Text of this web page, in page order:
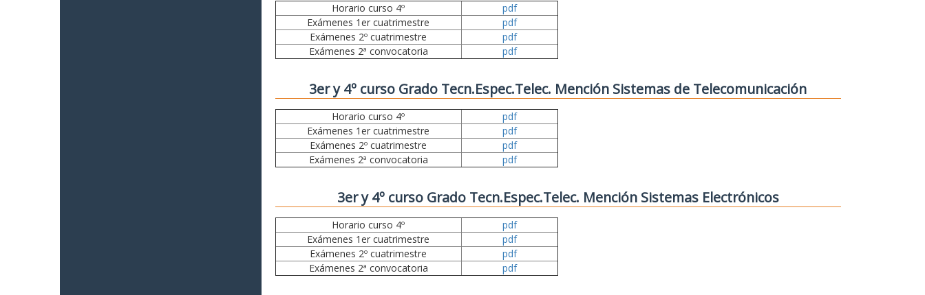
Horario curso 4º
pdf
Exámenes 1er cuatrimestre
pdf
Exámenes 2º cuatrimestre
pdf
Exámenes 2ª convocatoria
pdf
3er y 4º curso Grado Tecn.Espec.Telec. Mención Sistemas de Telecomunicación
Horario curso 4º
pdf
Exámenes 1er cuatrimestre
pdf
Exámenes 2º cuatrimestre
pdf
Exámenes 2ª convocatoria
pdf
3er y 4º curso Grado Tecn.Espec.Telec. Mención Sistemas Electrónicos
Horario curso 4º
pdf
Exámenes 1er cuatrimestre
pdf
Exámenes 2º cuatrimestre
pdf
Exámenes 2ª convocatoria
pdf